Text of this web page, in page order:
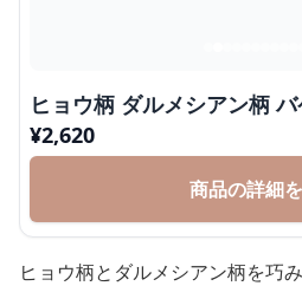
ヒョウ柄 ダルメシアン柄
¥2,620
商品の詳細
ヒョウ柄とダルメシアン柄を巧